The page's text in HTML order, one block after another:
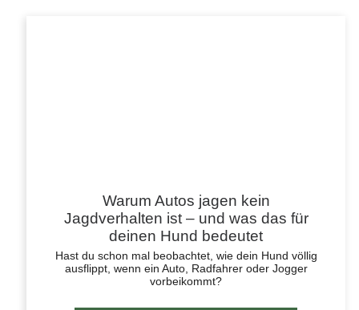
Warum Autos jagen kein
Jagdverhalten ist – und was das für
deinen Hund bedeutet
Hast du schon mal beobachtet, wie dein Hund völlig
ausflippt, wenn ein Auto, Radfahrer oder Jogger
vorbeikommt?